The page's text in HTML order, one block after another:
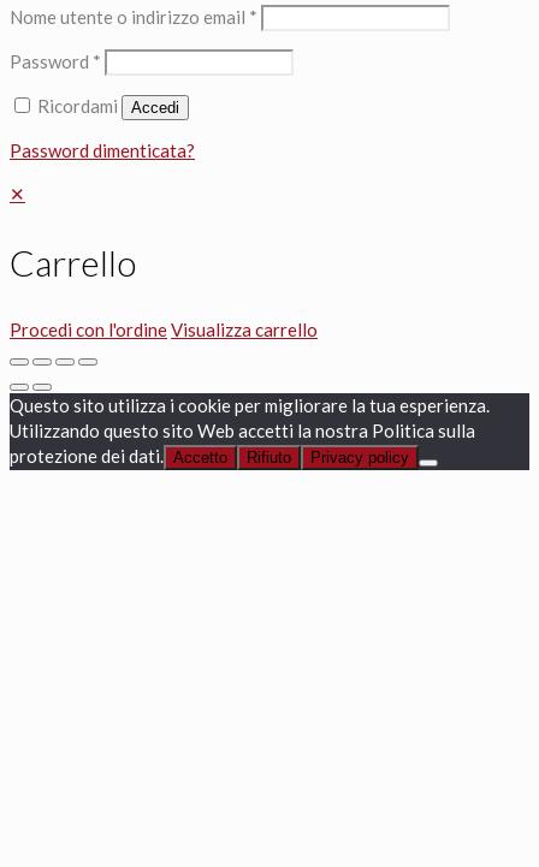
Nome utente o indirizzo email *
Password *
Ricordami Accedi
Password dimenticata?
✕
Carrello
Procedi con l'ordineVisualizza carrello
Questo sito utilizza i cookie per migliorare la tua esperienza.
Utilizzando questo sito Web accetti la nostra Politica sulla
protezione dei dati. Accetto Rifiuto Privacy policy